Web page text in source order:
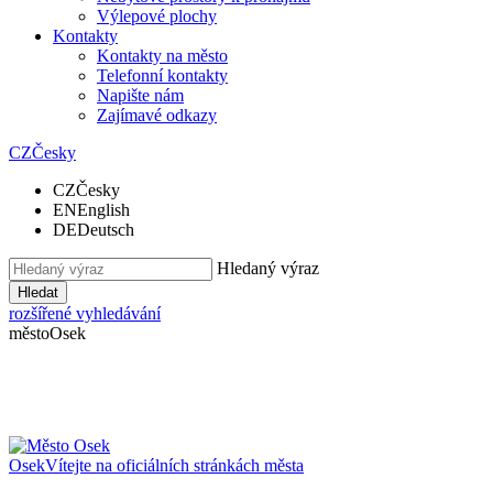
Výlepové plochy
Kontakty
Kontakty na město
Telefonní kontakty
Napište nám
Zajímavé odkazy
CZČesky
CZČesky
ENEnglish
DEDeutsch
Hledaný výraz
Hledat
rozšířené vyhledávání
městoOsek
OsekVítejte na oficiálních stránkách města